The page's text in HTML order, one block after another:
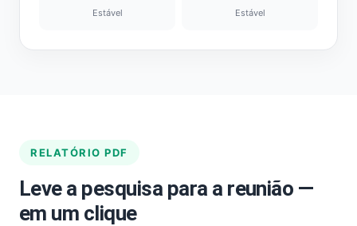
Estável Estável
RELATÓRIO PDF
Leve a pesquisa para a reunião —
em um clique